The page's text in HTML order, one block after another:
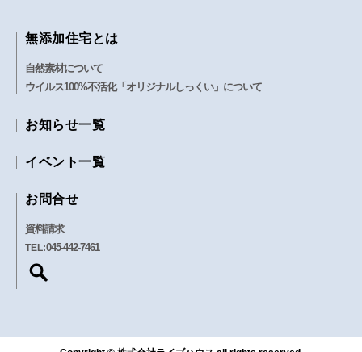
無添加住宅とは
自然素材について
ウイルス100%不活化「オリジナルしっくい」について
お知らせ一覧
イベント一覧
お問合せ
資料請求
TEL:045-442-7461